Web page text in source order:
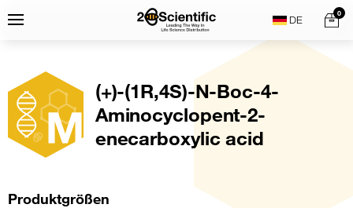
toMenu
Home
0
(+)-(1R,4S)-N-Boc-4-
Aminocyclopent-2-
enecarboxylic acid
Produktgrößen